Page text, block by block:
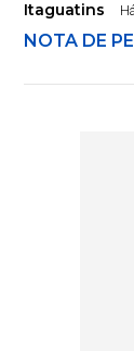
Itaguatins
NOTA DE